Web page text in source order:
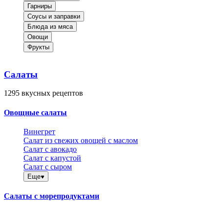
Гарниры
Соусы и заправки
Блюда из мяса
Овощи
Фрукты
Салаты
1295 вкусных рецептов
Овощные салаты
Винегрет
Салат из свежих овощей с маслом
Салат с авокадо
Салат с капустой
Салат с сыром
Еще
Салаты с морепродуктами